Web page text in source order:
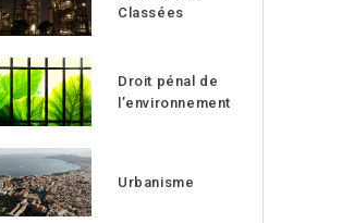
Classées
Droit pénal de
l’environnement
Urbanisme